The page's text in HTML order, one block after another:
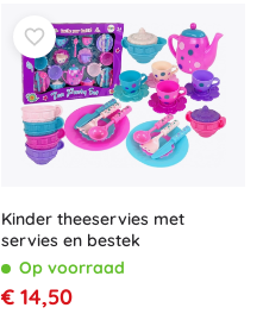
Kinder theeservies met
servies en bestek
Op voorraad
€ 14,50